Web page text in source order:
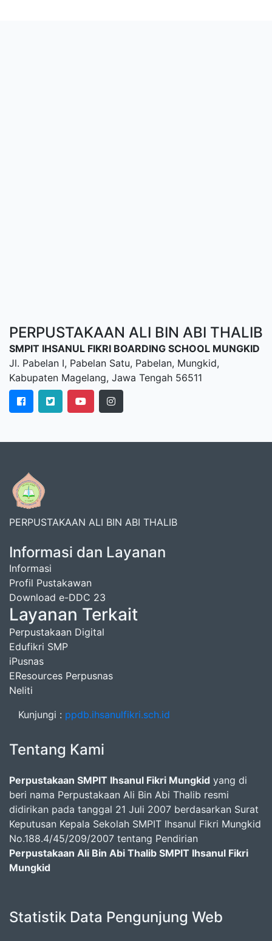
PERPUSTAKAAN ALI BIN ABI THALIB
SMPIT IHSANUL FIKRI BOARDING SCHOOL MUNGKID
Jl. Pabelan I, Pabelan Satu, Pabelan, Mungkid,
Kabupaten Magelang, Jawa Tengah 56511
PERPUSTAKAAN ALI BIN ABI THALIB
Informasi dan Layanan
Informasi
Profil Pustakawan
Download e-DDC 23
Layanan Terkait
Perpustakaan Digital
Edufikri SMP
iPusnas
EResources Perpusnas
Neliti
Kunjungi : ppdb.ihsanulfikri.sch.id
Tentang Kami
Perpustakaan SMPIT Ihsanul Fikri Mungkid yang di
beri nama Perpustakaan Ali Bin Abi Thalib resmi
didirikan pada tanggal 21 Juli 2007 berdasarkan Surat
Keputusan Kepala Sekolah SMPIT Ihsanul Fikri Mungkid
No.188.4/45/209/2007 tentang Pendirian
Perpustakaan Ali Bin Abi Thalib SMPIT Ihsanul Fikri
Mungkid
Statistik Data Pengunjung Web